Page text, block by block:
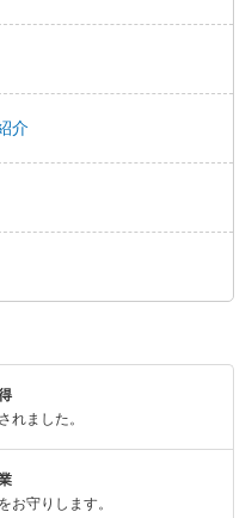
介
れました。
お守りします。